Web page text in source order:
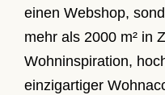
einen Webshop,
mehr als 2000 m² in
Wohninspiration,
einzigartiger